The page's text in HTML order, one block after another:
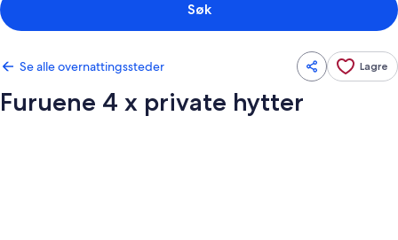
Søk
Se alle overnattingssteder Lagre
Furuene 4 x private hytter